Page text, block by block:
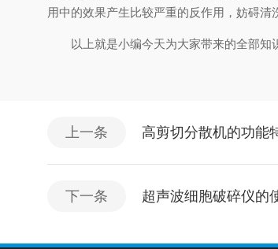
用中的效果产生比较严重的反作用，妨碍
以上就是小编今天为大家带来的全部知识
上一条 高剪切分散机的功能
下一条 超声波细胞破碎仪的